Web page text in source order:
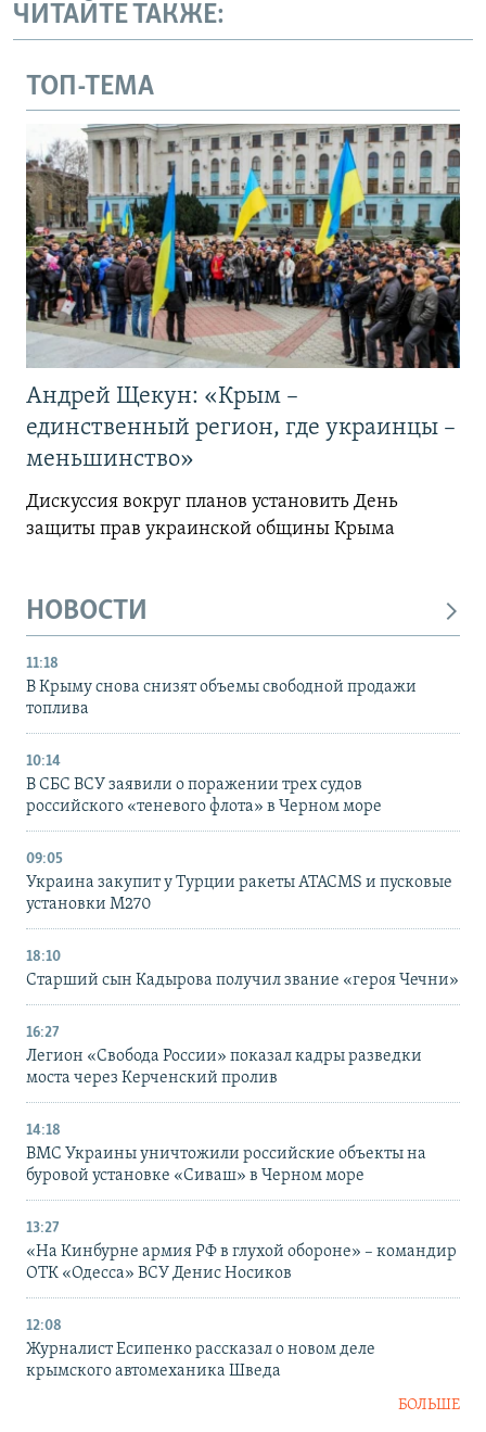
ЧИТАЙТЕ ТАКЖЕ:
ТОП-ТЕМА
Андрей Щекун: «Крым –
единственный регион, где украинцы –
меньшинство»
Дискуссия вокруг планов установить День
защиты прав украинской общины Крыма
НОВОСТИ
11:18
В Крыму снова снизят объемы свободной продажи
топлива
10:14
В СБС ВСУ заявили о поражении трех судов
российского «теневого флота» в Черном море
09:05
Украина закупит у Турции ракеты ATACMS и пусковые
установки M270
18:10
Старший сын Кадырова получил звание «героя Чечни»
16:27
Легион «Свобода России» показал кадры разведки
моста через Керченский пролив
14:18
ВМС Украины уничтожили российские объекты на
буровой установке «Сиваш» в Черном море
13:27
«На Кинбурне армия РФ в глухой обороне» – командир
ОТК «Одесса» ВСУ Денис Носиков
12:08
Журналист Есипенко рассказал о новом деле
крымского автомеханика Шведа
БОЛЬШЕ